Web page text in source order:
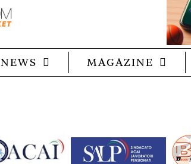
NEWS MAGAZINE